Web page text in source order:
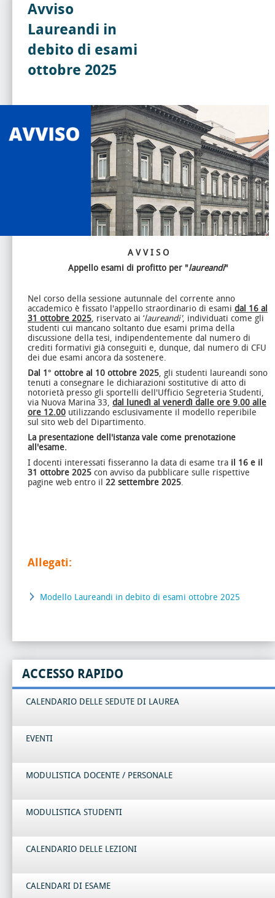
Avviso
Laureandi in
debito di esami
ottobre 2025
A V V I S O
Appello esami di profitto per "laureandi"
Nel corso della sessione autunnale del corrente anno
accademico è fissato l'appello straordinario di esami dal 16 al
31 ottobre 2025, riservato ai ‘laureandi', individuati come gli
studenti cui mancano soltanto due esami prima della
discussione della tesi, indipendentemente dal numero di
crediti formativi già conseguiti e, dunque, dal numero di CFU
dei due esami ancora da sostenere.
Dal 1° ottobre al 10 ottobre 2025, gli studenti laureandi sono
tenuti a consegnare le dichiarazioni sostitutive di atto di
notorietà presso gli sportelli dell'Ufficio Segreteria Studenti,
via Nuova Marina 33, dal lunedì al venerdì dalle ore 9.00 alle
ore 12.00 utilizzando esclusivamente il modello reperibile
sul sito web del Dipartimento.
La presentazione dell'istanza vale come prenotazione
all'esame.
I docenti interessati fisseranno la data di esame tra il 16 e il
31 ottobre 2025 con avviso da pubblicare sulle rispettive
pagine web entro il 22 settembre 2025.
Allegati:
Modello Laureandi in debito di esami ottobre 2025
ACCESSO RAPIDO
CALENDARIO DELLE SEDUTE DI LAUREA
EVENTI
MODULISTICA DOCENTE / PERSONALE
MODULISTICA STUDENTI
CALENDARIO DELLE LEZIONI
CALENDARI DI ESAME